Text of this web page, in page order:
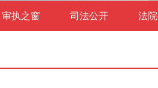
审执之窗 司法公开 法